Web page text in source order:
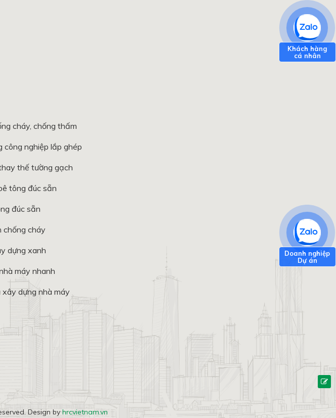
cháy, chống thấm
công nghiệp lắp ghép
thế tường gạch
tông đúc sẵn
đúc sẵn
chống cháy
dựng xanh
máy nhanh
dựng nhà máy
Design byhrcvietnam.vn